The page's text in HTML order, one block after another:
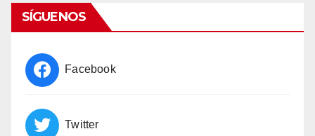
SÍGUENOS
Facebook
Twitter